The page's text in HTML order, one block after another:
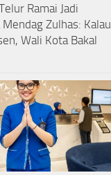
Ramai Jadi
Zulhas: Kalau
Wali Kota Bakal